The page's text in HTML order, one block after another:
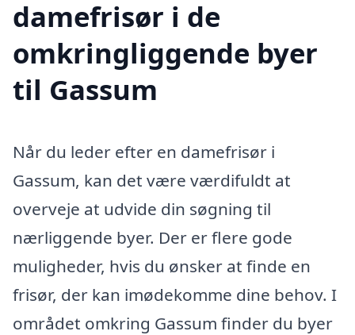
damefrisør i de
omkringliggende byer
til Gassum
Når du leder efter en damefrisør i
Gassum, kan det være værdifuldt at
overveje at udvide din søgning til
nærliggende byer. Der er flere gode
muligheder, hvis du ønsker at finde en
frisør, der kan imødekomme dine behov. I
området omkring Gassum finder du byer